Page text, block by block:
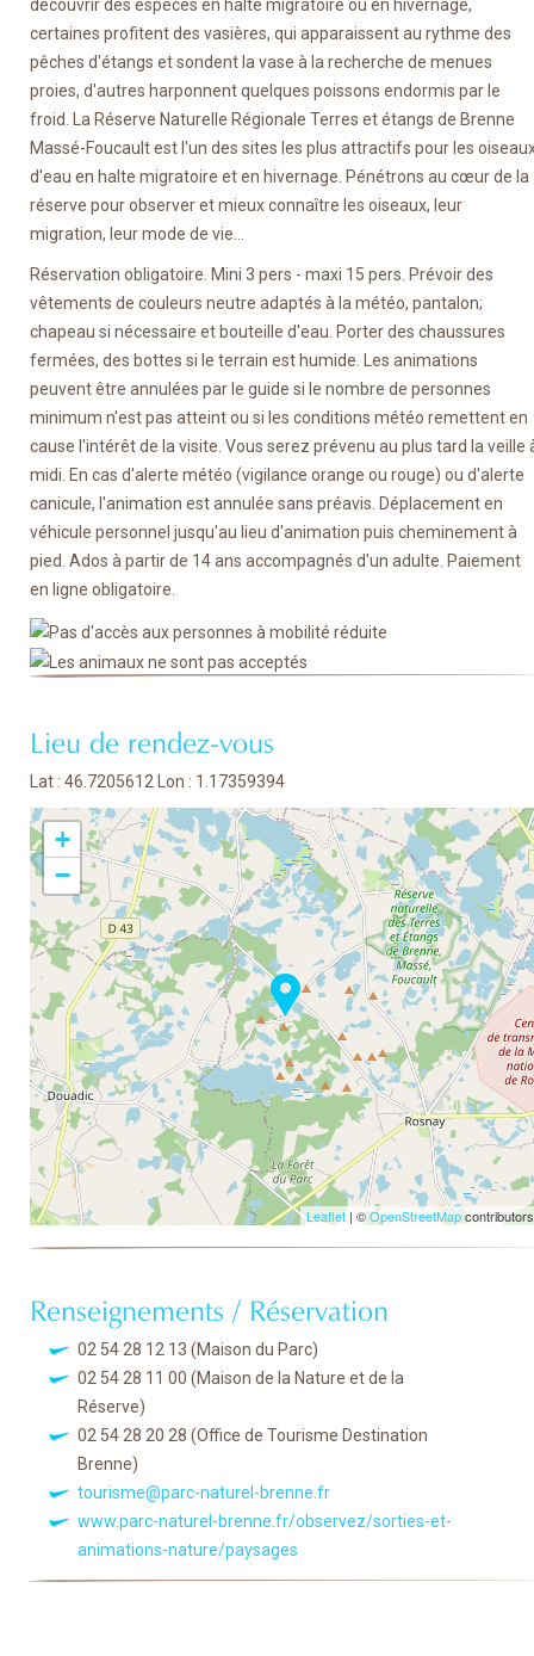
découvrir des espèces en halte migratoire ou en hivernage,
certaines profitent des vasières, qui apparaissent au rythme des
pêches d'étangs et sondent la vase à la recherche de menues
proies, d'autres harponnent quelques poissons endormis par le
froid. La Réserve Naturelle Régionale Terres et étangs de Brenne
Massé-Foucault est l'un des sites les plus attractifs pour les
d'eau en halte migratoire et en hivernage. Pénétrons au cœur de la
réserve pour observer et mieux connaître les oiseaux, leur
migration, leur mode de vie...
Réservation obligatoire. Mini 3 pers - maxi 15 pers. Prévoir des
vêtements de couleurs neutre adaptés à la météo, pantalon;
chapeau si nécessaire et bouteille d'eau. Porter des chaussures
fermées, des bottes si le terrain est humide. Les animations
peuvent être annulées par le guide si le nombre de personnes
minimum n'est pas atteint ou si les conditions météo remettent en
cause l'intérêt de la visite. Vous serez prévenu au plus tard la veille
midi. En cas d'alerte météo (vigilance orange ou rouge) ou d'alerte
canicule, l'animation est annulée sans préavis. Déplacement en
véhicule personnel jusqu'au lieu d'animation puis cheminement à
pied. Ados à partir de 14 ans accompagnés d'un adulte. Paiement
en ligne obligatoire.
Lieu de rendez-vous
Lat : 46.7205612 Lon : 1.17359394
+
−
Leaflet | ©OpenStreetMapcontributors
Renseignements / Réservation
02 54 28 12 13 (Maison du Parc)
02 54 28 11 00 (Maison de la Nature et de la
Réserve)
02 54 28 20 28 (Office de Tourisme Destination
Brenne)
tourisme@parc-naturel-brenne.fr
www.parc-naturel-brenne.fr/observez/sorties-et-
animations-nature/paysages